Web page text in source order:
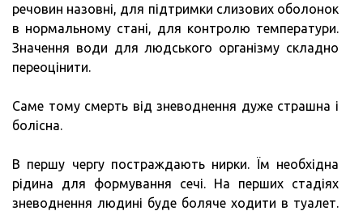
речовин назовні, для підтримки слизових оболонок
в нормальному стані, для контролю температури.
Значення води для людського організму складно
переоцінити.
Саме тому смерть від зневоднення дуже страшна і
болісна.
В першу чергу постраждають нирки. Їм необхідна
рідина для формування сечі. На перших стадіях
зневоднення людині буде боляче ходити в туалет.